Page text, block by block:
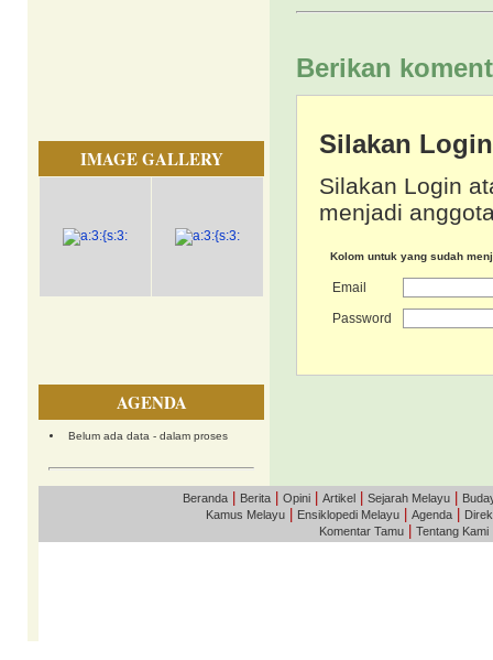
IMAGE GALLERY
AGENDA
Belum ada data - dalam proses
Berikan
Silakan
Silakan Login
menjadi
Kolom untuk yang sudah
Email
Password
Beranda Berita Opini Artikel Sejarah Melayu
Kamus Melayu
Ensiklopedi Melayu Agenda
Komentar Tamu
Tentang Kami